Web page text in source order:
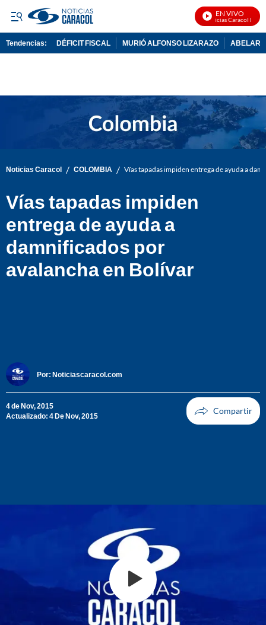
EN VIVO
Noticias Caracol En
Tendencias: DÉFICIT FISCAL MURIÓ ALFONSO LIZARAZO
Noticias Caracol / COLOMBIA / Vías tapadas impiden entrega de ayuda a
Vías tapadas impiden
entrega de ayuda a
damnificados por
avalancha en Bolívar
Por: Noticiascaracol.com
4 de Nov, 2015
Actualizado: 4 De Nov, 2015